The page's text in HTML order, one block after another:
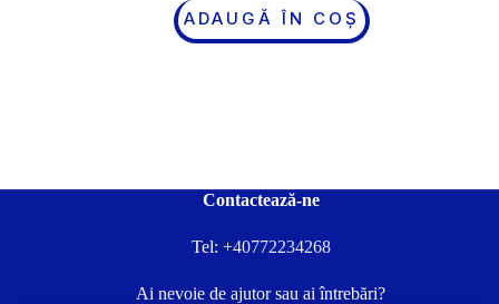
ADAUGĂ ÎN COȘ
Contactează-ne
Tel: +40772234268
Ai nevoie de ajutor sau ai întrebări?